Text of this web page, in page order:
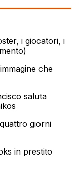
i giocatori, i
che
saluta
giorni
in prestito